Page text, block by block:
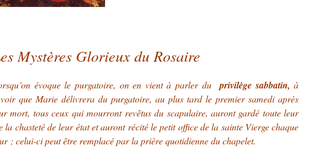
Mystères Glorieux du Rosaire
évoque le purgatoire, on en vient à parler duprivilège sabbatin, à
que Marie délivrera du purgatoire, au plus tard le premier samedi après
mort, tous ceux qui mourront revêtus du scapulaire, auront gardé toute leur
la chasteté de leur état et auront récité le petit office de la sainte Vierge chaque
; celui-ci peut être remplacé par la prière quotidienne du chapelet.